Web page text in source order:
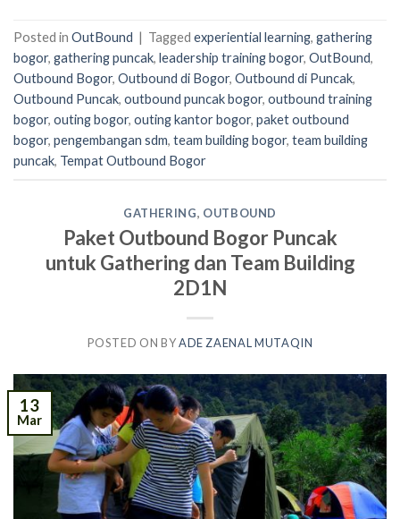
Posted in OutBound | Tagged experiential learning, gathering
bogor, gathering puncak, leadership training bogor, OutBound,
Outbound Bogor, Outbound di Bogor, Outbound di Puncak,
Outbound Puncak, outbound puncak bogor, outbound training
bogor, outing bogor, outing kantor bogor, paket outbound
bogor, pengembangan sdm, team building bogor, team building
puncak, Tempat Outbound Bogor
GATHERING, OUTBOUND
Paket Outbound Bogor Puncak
untuk Gathering dan Team Building
2D1N
POSTED ON BYADE ZAENAL MUTAQIN
13
Mar